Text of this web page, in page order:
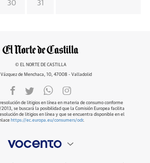
30 31
© EL NORTE DE CASTILLA
de Menchaca, 10, 47008 - Valladolid
de litigios en línea en materia de consumo conforme
se buscará la posibilidad que la Comisión Europea facilita
de litigios en línea y que se encuentra disponible en el
https://ec.europa.eu/consumers/odr.